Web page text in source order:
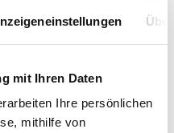
mit Ihren Daten
Ihre persönlichen
mithilfe von